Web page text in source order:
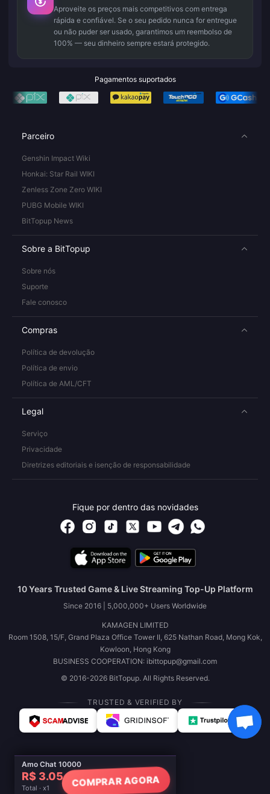
Amo Chat 10000
R$ 3.05
Total · x1 COMPRAR AGORA
Aproveite os preços mais competitivos com entrega
rápida e confiável. Se o seu pedido nunca for entregue
ou não puder ser usado, garantimos um reembolso de
100% — seu dinheiro sempre estará protegido.
Pagamentos suportados
Parceiro
Genshin Impact Wiki
Honkai: Star Rail WIKI
Zenless Zone Zero WIKI
PUBG Mobile WIKI
BitTopup News
Sobre a BitTopup
Sobre nós
Suporte
Fale conosco
Compras
Política de devolução
Política de envio
Política de AML/CFT
Legal
Serviço
Privacidade
Diretrizes editoriais e isenção de responsabilidade
Fique por dentro das novidades
10 Years Trusted Game & Live Streaming Top-Up Platform
Since 2016 | 5,000,000+ Users Worldwide
KAMAGEN LIMITED
Room 1508, 15/F, Grand Plaza Office Tower II, 625 Nathan Road, Mong Kok,
Kowloon, Hong Kong
BUSINESS COOPERATION: ibittopup@gmail.com
© 2016-2026 BitTopup. All Rights Reserved.
TRUSTED & VERIFIED BY